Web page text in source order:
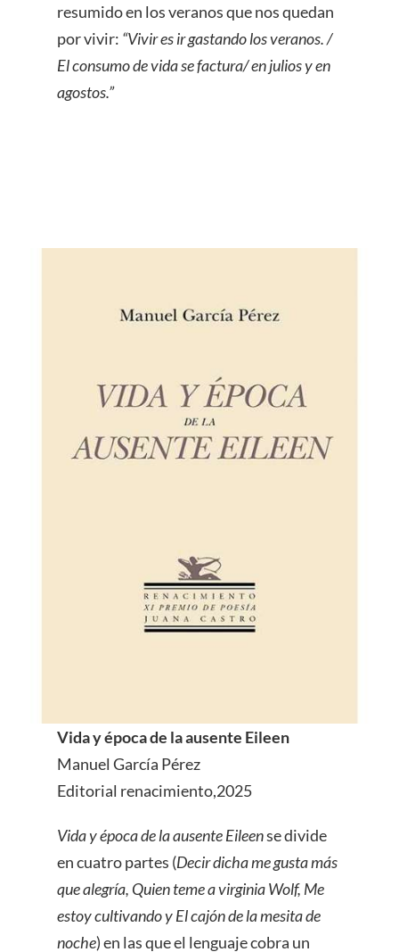
resumido en los veranos que nos quedan
por vivir: “Vivir es ir gastando los veranos. /
El consumo de vida se factura/ en julios y en
agostos.”
Vida y época de la ausente Eileen
Manuel García Pérez
Editorial renacimiento,2025
Vida y época de la ausente Eileense divide
en cuatro partes (Decir dicha me gusta más
que alegría, Quien teme a virginia Wolf, Me
estoy cultivando y El cajón de la mesita de
noche) en las que el lenguaje cobra un